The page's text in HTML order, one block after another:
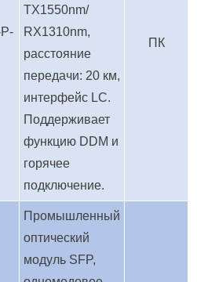
TX1550nm/
RX1310nm,
расстояние
передачи: 20 км,
интерфейс LC.
Поддерживает
функцию DDM и
горячее
подключение.
ПК
Промышленный
оптический
модуль SFP,